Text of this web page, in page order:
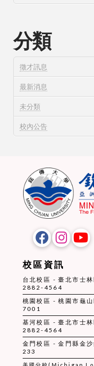
分類
徵才訊息
最新消息
未分類
校內公告
校區資訊
台北校區 - 臺北市士
2882-4564
桃園校區 - 桃園市龜
7001
基河校區 - 臺北市士
2882-4564
金門校區 - 金門縣金
233